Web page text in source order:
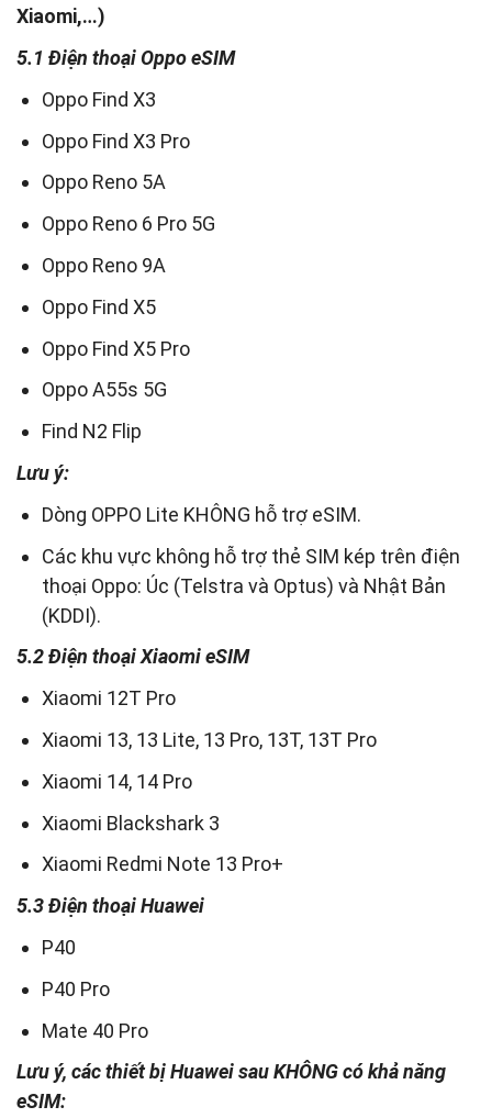
Xiaomi,…)
5.1 Điện thoại Oppo eSIM
Oppo Find X3
Oppo Find X3 Pro
Oppo Reno 5A
Oppo Reno 6 Pro 5G
Oppo Reno 9A
Oppo Find X5
Oppo Find X5 Pro
Oppo A55s 5G
Find N2 Flip
Lưu ý:
Dòng OPPO Lite KHÔNG hỗ trợ eSIM.
Các khu vực không hỗ trợ thẻ SIM kép trên điện
thoại Oppo: Úc (Telstra và Optus) và Nhật Bản
(KDDI).
5.2 Điện thoại Xiaomi eSIM
Xiaomi 12T Pro
Xiaomi 13, 13 Lite, 13 Pro, 13T, 13T Pro
Xiaomi 14, 14 Pro
Xiaomi Blackshark 3
Xiaomi Redmi Note 13 Pro+
5.3 Điện thoại Huawei
P40
P40 Pro
Mate 40 Pro
Lưu ý, các thiết bị Huawei sau KHÔNG có khả năng
eSIM: